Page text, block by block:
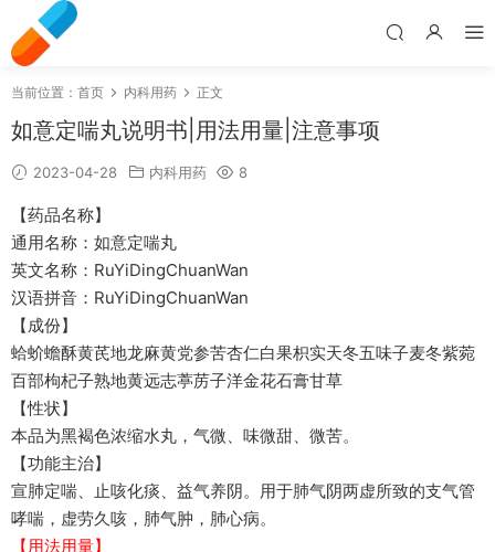
当前位置： 首页 内科用药 正文
如意定喘丸说明书|用法用量|注意事项
2023-04-28 内科用药 8
【药品名称】
通用名称：如意定喘丸
英文名称：RuYiDingChuanWan
汉语拼音：RuYiDingChuanWan
【成份】
蛤蚧蟾酥黄芪地龙麻黄党参苦杏仁白果枳实天冬五味子麦冬紫菀
百部枸杞子熟地黄远志葶苈子洋金花石膏甘草
【性状】
本品为黑褐色浓缩水丸，气微、味微甜、微苦。
【功能主治】
宣肺定喘、止咳化痰、益气养阴。用于肺气阴两虚所致的支气管
哮喘，虚劳久咳，肺气肿，肺心病。
【用法用量】